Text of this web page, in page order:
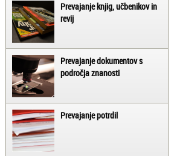
Prevajanje knjig, učbenikov in
revij
Prevajanje dokumentov s
področja znanosti
Prevajanje potrdil